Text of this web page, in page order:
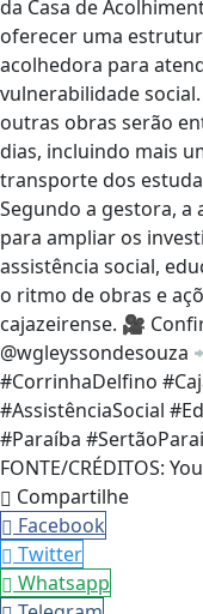
da Casa de
oferecer uma
acolhedora para
vulnerabilidade
outras obras serão
dias, incluindo mais
transporte dos
Segundo a gestora,
para ampliar os
assistência social,
o ritmo de obras e
cajazeirense. 🎥
@wgleyssondesouza
#CorrinhaDelfino
#AssistênciaSocial
#Paraíba
FONTE/CRÉDITOS:
Compartilhe
Facebook
Twitter
Whatsapp